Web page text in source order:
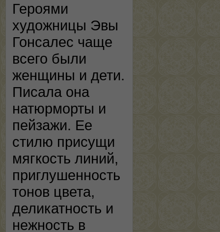
Героями
художницы Эвы
Гонсалес чаще
всего были
женщины и дети.
Писала она
натюрморты и
пейзажи. Ее
стилю присущи
мягкость линий,
приглушенность
тонов цвета,
деликатность и
нежность в